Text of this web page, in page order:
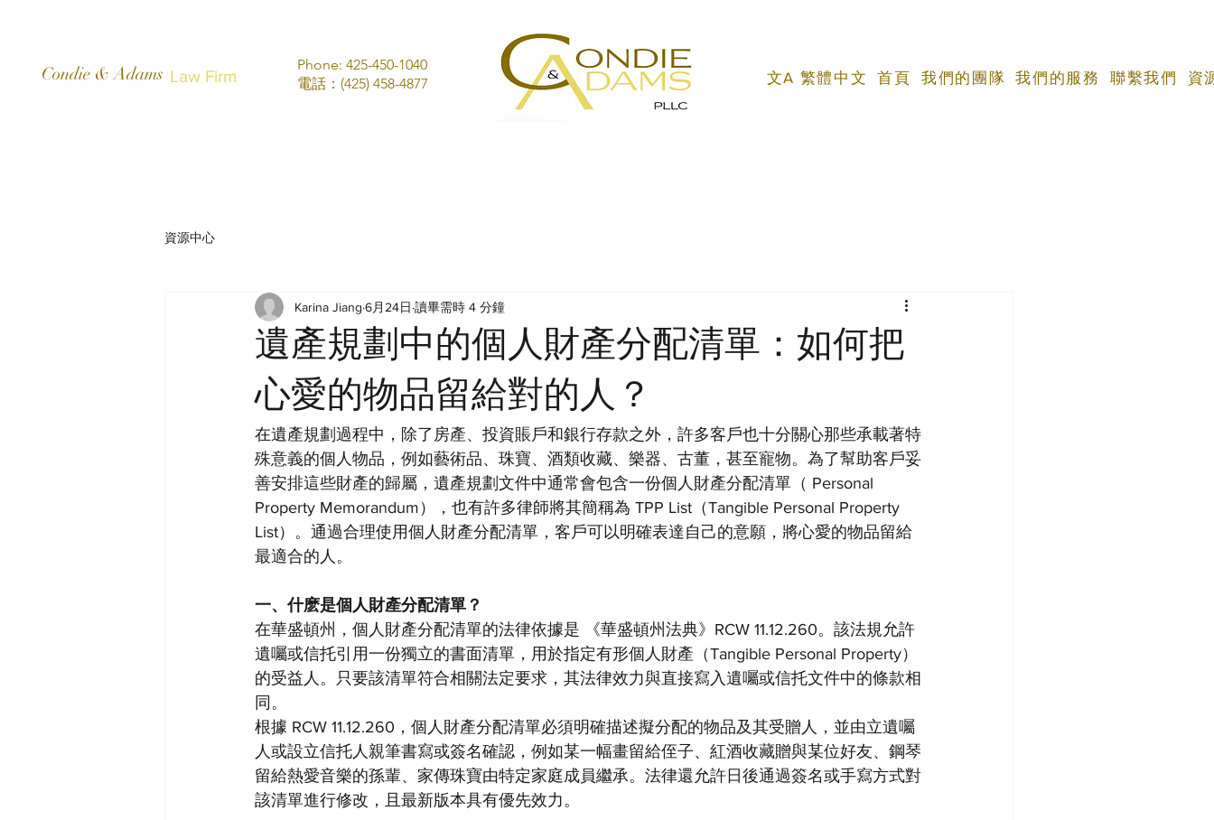
Condie & Adams Law Firm
Phone: 425-450-1040
電話：(425) 458-4877
文A 繁體中文 首頁 我們的團隊 我們的服務 聯繫我們 資
資源中心
遺產規劃中的個人財產分配清單：如何把
心愛的物品留給對的人？
Karina Jiang 6月24日 讀畢需時 4 分鐘
在遺產規劃過程中，除了房產、投資賬戶和銀行存款之外，許多客戶也十分關心那些承載著特
殊意義的個人物品，例如藝術品、珠寶、酒類收藏、樂器、古董，甚至寵物。為了幫助客戶妥
善安排這些財產的歸屬，遺產規劃文件中通常會包含一份個人財產分配清單（ Personal
Property Memorandum），也有許多律師將其簡稱為 TPP List（Tangible Personal Property
List）。通過合理使用個人財產分配清單，客戶可以明確表達自己的意願，將心愛的物品留給
最適合的人。
一、什麽是個人財產分配清單？
在華盛頓州，個人財產分配清單的法律依據是 《華盛頓州法典》RCW 11.12.260。該法規允許
遺囑或信托引用一份獨立的書面清單，用於指定有形個人財產（Tangible Personal Property）
的受益人。只要該清單符合相關法定要求，其法律效力與直接寫入遺囑或信托文件中的條款相
同。
根據 RCW 11.12.260，個人財產分配清單必須明確描述擬分配的物品及其受贈人，並由立遺囑
人或設立信托人親筆書寫或簽名確認，例如某一幅畫留給侄子、紅酒收藏贈與某位好友、鋼琴
留給熱愛音樂的孫輩、家傳珠寶由特定家庭成員繼承。法律還允許日後通過簽名或手寫方式對
該清單進行修改，且最新版本具有優先效力。